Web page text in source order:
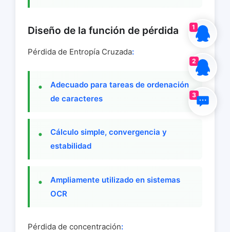
Diseño de la función de pérdida
Pérdida de Entropía Cruzada:
Adecuado para tareas de ordenación
de caracteres
Cálculo simple, convergencia y
estabilidad
Ampliamente utilizado en sistemas
OCR
Pérdida de concentración:
1
2
3